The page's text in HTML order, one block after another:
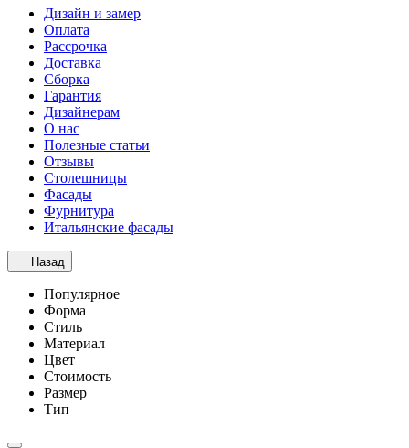
Дизайн и замер
Оплата
Рассрочка
Доставка
Сборка
Гарантия
Дизайнерам
О нас
Полезные статьи
Отзывы
Столешницы
Фасады
Фурнитура
Итальянские фасады
Назад
Популярное
Форма
Стиль
Материал
Цвет
Стоимость
Размер
Тип